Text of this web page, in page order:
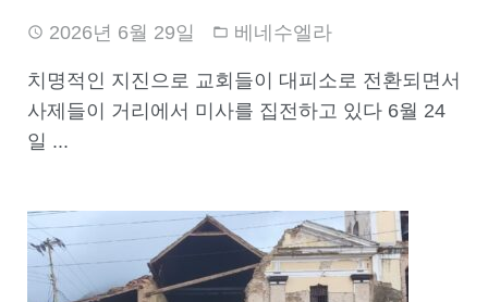
2026년 6월 29일 베네수엘라
치명적인 지진으로 교회들이 대피소로 전환되면서
사제들이 거리에서 미사를 집전하고 있다 6월 24
일 ...